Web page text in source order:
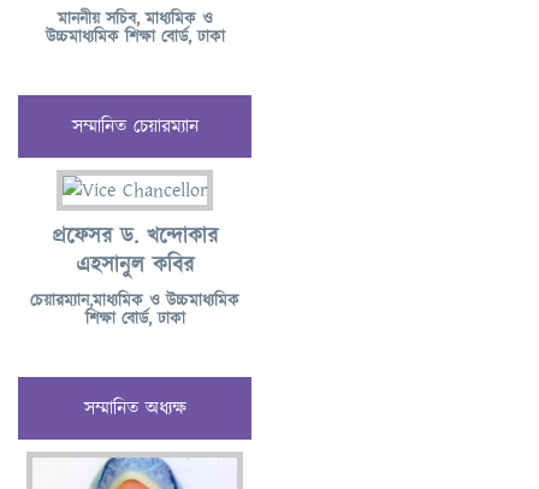
মাননীয় সচিব, মাধ্যমিক ও
উচ্চমাধ্যমিক শিক্ষা বোর্ড, ঢাকা
সম্মানিত চেয়ারম্যান
প্রফেসর ড. খন্দোকার
এহসানুল কবির
চেয়ারম্যান,মাধ্যমিক ও উচ্চমাধ্যমিক
শিক্ষা বোর্ড, ঢাকা
সম্মানিত অধ্যক্ষ